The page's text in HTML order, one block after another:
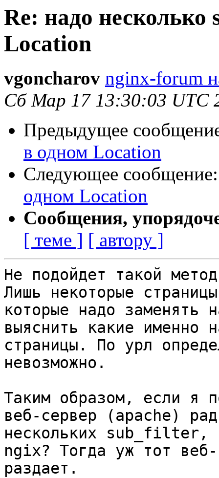
Re: надо
Location
vgoncharov nginx-forum
Сб Мар 17 13:30:03 UTC
Предыдущее
в одном Location
Следующее
одном Location
Сообщения,
[ теме ] [ автору ]
Не подойдет такой
Лишь некоторые
которые надо
выяснить какие именно
страницы. По урл
невозможно.
Таким образом, если я
веб-сервер (apache)
нескольких sub_filter,
ngix? Тогда уж тот
раздает.